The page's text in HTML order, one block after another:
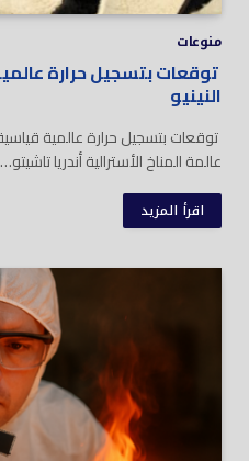
منوعات
النينيو
عالمة المناخ الأسترالية أندريا تاشيتو…
اقرأ المزيد